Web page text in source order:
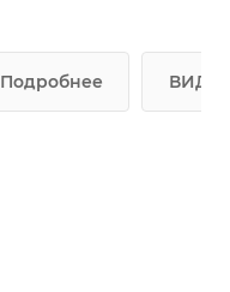
Подробнее ВИДЕО